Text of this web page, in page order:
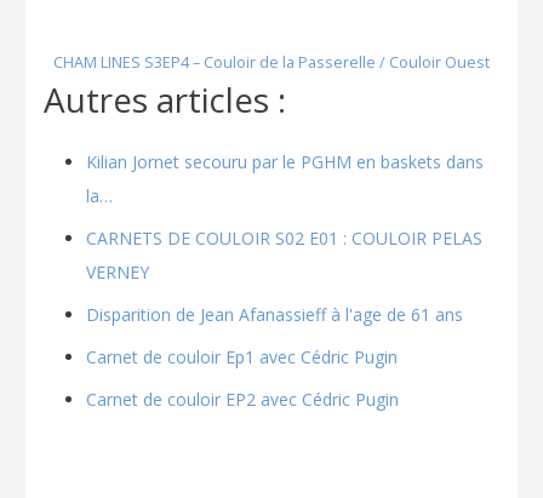
CHAM LINES S3EP4 – Couloir de la Passerelle / Couloir Ouest
Autres articles :
Kilian Jornet secouru par le PGHM en baskets dans
la…
CARNETS DE COULOIR S02 E01 : COULOIR PELAS
VERNEY
Disparition de Jean Afanassieff à l'age de 61 ans
Carnet de couloir Ep1 avec Cédric Pugin
Carnet de couloir EP2 avec Cédric Pugin